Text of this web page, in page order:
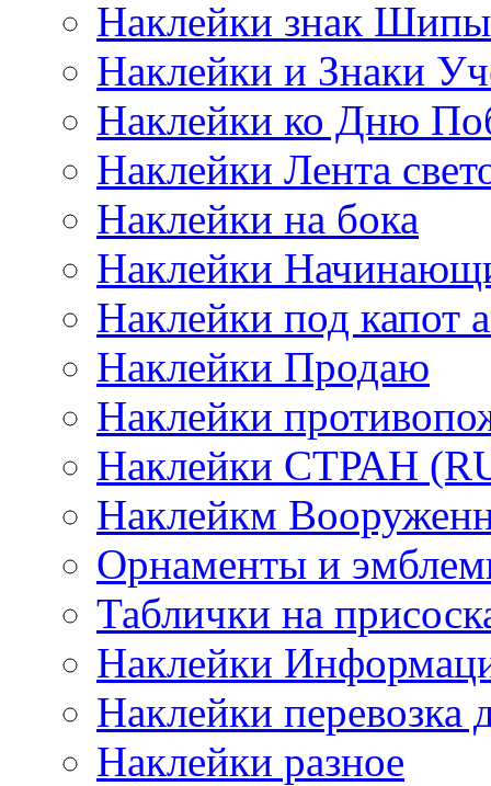
Наклейки знак Шипы
Наклейки и Знаки
Наклейки ко Дню
Наклейки Лента
Наклейки на бока
Наклейки
Наклейки под капот
Наклейки Продаю
Наклейки
Наклейки СТРАН
Наклейкм
Орнаменты и
Таблички на
Наклейки
Наклейки перевозка
Наклейки разное